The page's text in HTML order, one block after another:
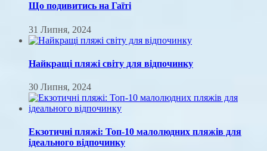
Що подивитись на Гаїті
31 Липня, 2024
Найкращі пляжі світу для відпочинку
30 Липня, 2024
Екзотичні пляжі: Топ-10 малолюдних пляжів для
ідеального відпочинку